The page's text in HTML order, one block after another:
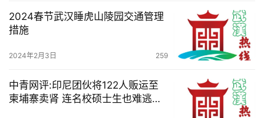
们
务
航
2024春节武汉睡虎山陵园交通管理
措施
2024年2月3日 259
中青网评:印尼团伙将122人贩运至
柬埔寨卖肾 连名校硕士生也难逃魔